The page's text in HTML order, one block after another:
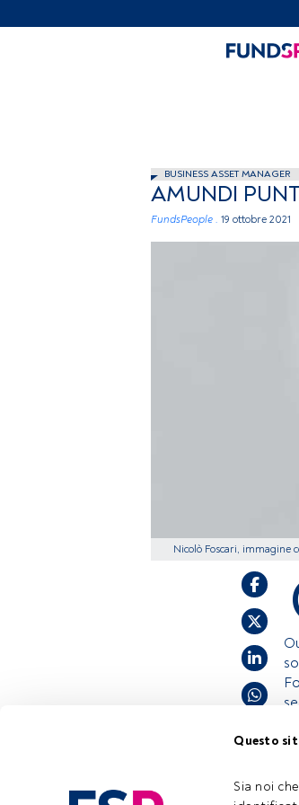
Questo
Sia noi
BUSINESS ASSET MANAGER
AMUNDI
FundsPeople . 19 ottobre 2021
Nicolò Foscari, immagine
Tempo di lettura: 1 min.